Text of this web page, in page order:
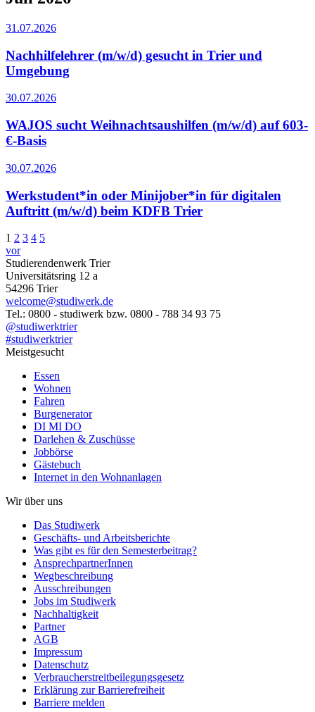
31.07.2026
Nachhilfelehrer (m/w/d) gesucht in Trier und
Umgebung
30.07.2026
WAJOS sucht Weihnachtsaushilfen (m/w/d) auf 603-
€-Basis
30.07.2026
Werkstudent*in oder Minijober*in für digitalen
Auftritt (m/w/d) beim KDFB Trier
1 2 3 4 5
vor
Studierendenwerk Trier
Universitätsring 12 a
54296 Trier
welcome@studiwerk.de
Tel.: 0800 - studiwerk bzw. 0800 - 788 34 93 75
@studiwerktrier
#studiwerktrier
Meistgesucht
Essen
Wohnen
Fahren
Burgenerator
DI MI DO
Darlehen & Zuschüsse
Jobbörse
Gästebuch
Internet in den Wohnanlagen
Wir über uns
Das Studiwerk
Geschäfts- und Arbeitsberichte
Was gibt es für den Semesterbeitrag?
AnsprechpartnerInnen
Wegbeschreibung
Ausschreibungen
Jobs im Studiwerk
Nachhaltigkeit
Partner
AGB
Impressum
Datenschutz
Verbraucherstreitbeilegungsgesetz
Erklärung zur Barrierefreiheit
Barriere melden